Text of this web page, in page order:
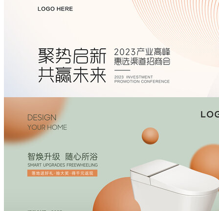
KV主题视觉海报￥80